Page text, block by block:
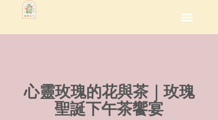
心靈玫瑰的花與茶｜玫瑰
聖誕下午茶饗宴